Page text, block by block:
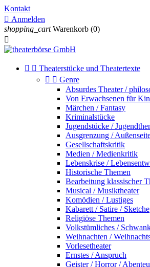
Kontakt
 Anmelden
shopping_cart Warenkorb (0)

  Theaterstücke und Theatertexte
  Genre
Absurdes Theater /
Von Erwachsenen für
Märchen / Fantasy
Kriminalstücke
Jugendstücke /
Ausgrenzung /
Gesellschaftskritik
Medien / Medienkritik
Lebenskrise /
Historische Themen
Bearbeitung klassischer
Musical / Musiktheater
Komödien / Lustiges
Kabarett / Satire / Sketche
Religiöse Themen
Volkstümliches /
Weihnachten /
Vorlesetheater
Ernstes / Anspruch
Geister / Horror /